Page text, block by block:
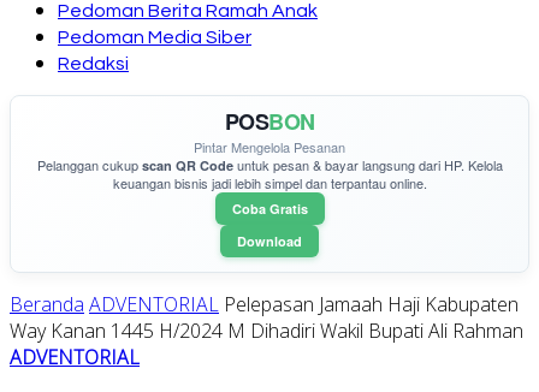
Pedoman Berita Ramah Anak
Pedoman Media Siber
Redaksi
POSBON
Pintar Mengelola Pesanan
Pelanggan cukup scan QR Codeuntuk pesan & bayar langsung dari HP. Kelola
keuangan bisnis jadi lebih simpel dan terpantau online.
Coba Gratis
Download
Beranda ADVENTORIAL Pelepasan Jamaah Haji Kabupaten
Way Kanan 1445 H/2024 M Dihadiri Wakil Bupati Ali Rahman
ADVENTORIAL